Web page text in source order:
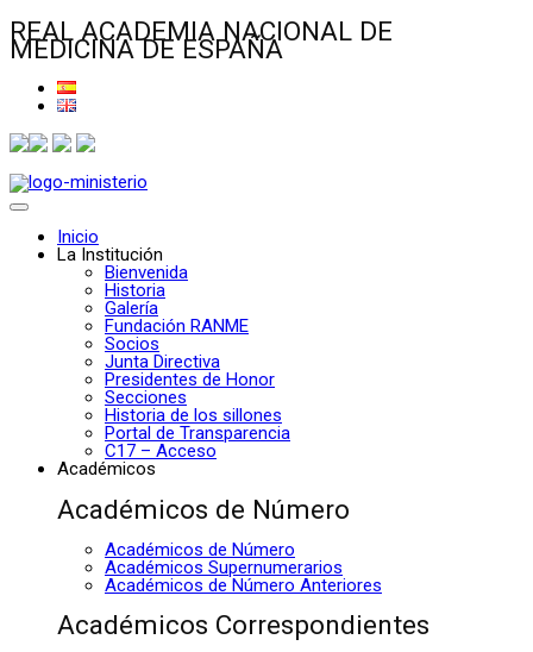
REAL ACADEMIA NACIONAL DE
MEDICINA DE ESPAÑA
Inicio
La Institución
Bienvenida
Historia
Galería
Fundación RANME
Socios
Junta Directiva
Presidentes de Honor
Secciones
Historia de los sillones
Portal de Transparencia
C17 – Acceso
Académicos
Académicos de Número
Académicos de Número
Académicos Supernumerarios
Académicos de Número Anteriores
Académicos Correspondientes